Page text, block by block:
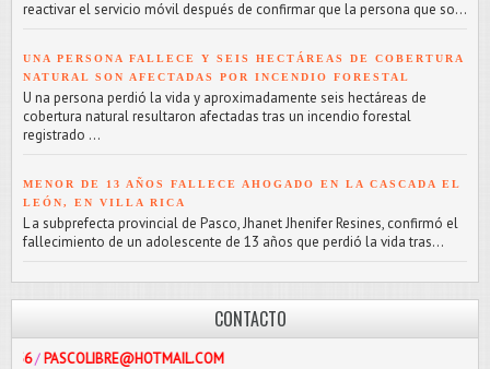
reactivar el servicio móvil después de confirmar que la persona que so...
UNA PERSONA FALLECE Y SEIS HECTÁREAS DE COBERTURA
NATURAL SON AFECTADAS POR INCENDIO FORESTAL
U na persona perdió la vida y aproximadamente seis hectáreas de
cobertura natural resultaron afectadas tras un incendio forestal
registrado ...
MENOR DE 13 AÑOS FALLECE AHOGADO EN LA CASCADA EL
LEÓN, EN VILLA RICA
L a subprefecta provincial de Pasco, Jhanet Jhenifer Resines, confirmó el
fallecimiento de un adolescente de 13 años que perdió la vida tras...
CONTACTO